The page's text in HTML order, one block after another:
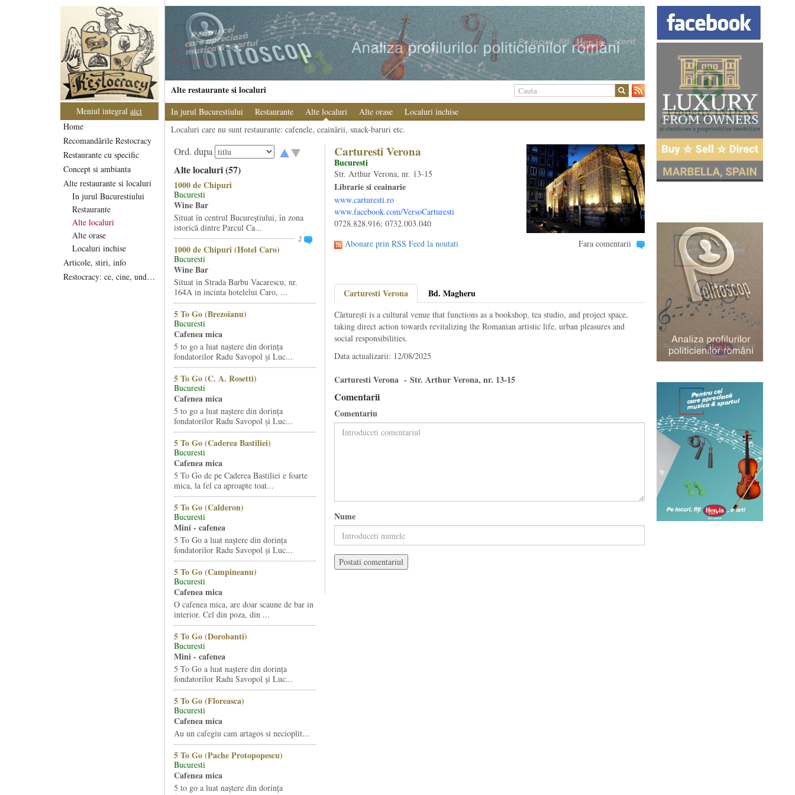
Meniul integralaici
Home
Recomandările Restocracy
Restaurante cu specific
Concept si ambianta
Alte restaurante si localuri
In jurul Bucurestiului
Restaurante
Alte localuri
Alte orase
Localuri inchise
Articole, stiri, info
Restocracy: ce, cine, unde...
Alte restaurante si localuri
In jurul Bucurestiului Restaurante Alte localuri Alte orase
Localuri inchise
Localuri care nu sunt restaurante: cafenele, ceainării, snack-baruri etc.
Ord. dupa
Alte localuri (57)
1000 de Chipuri
Bucuresti
Wine Bar
Situat în centrul Bucureştiului, în zona
istorică dintre Parcul Ca...
2
1000 de Chipuri (Hotel Caro)
Bucuresti
Wine Bar
Situat in Strada Barbu Vacarescu, nr.
164A in incinta hotelelui Caro, ...
5 To Go (Brezoianu)
Bucuresti
Cafenea mica
5 to go a luat naștere din dorința
fondatorilor Radu Savopol și Luc...
5 To Go (C. A. Rosetti)
Bucuresti
Cafenea mica
5 to go a luat naștere din dorința
fondatorilor Radu Savopol și Luc...
5 To Go (Caderea Bastiliei)
Bucuresti
Cafenea mica
5 To Go de pe Caderea Bastiliei e foarte
mica, la fel ca aproapte toat...
5 To Go (Calderon)
Bucuresti
Mini - cafenea
5 To Go a luat naștere din dorința
fondatorilor Radu Savopol și Luc...
5 To Go (Campineanu)
Bucuresti
Cafenea mica
O cafenea mica, are doar scaune de bar in
interior. Cel din poza, din ...
5 To Go (Dorobanti)
Bucuresti
Mini - cafenea
5 To Go a luat naștere din dorința
fondatorilor Radu Savopol și Luc...
5 To Go (Floreasca)
Bucuresti
Cafenea mica
Au un cafegiu cam artagos si necioplit...
5 To Go (Pache Protopopescu)
Bucuresti
Cafenea mica
5 to go a luat naștere din dorința
Carturesti Verona
Bucuresti
Str. Arthur Verona, nr. 13-15
Librarie si ceainarie
www.carturesti.ro
www.facebook.com/VersoCarturesti
0728.828.916; 0732.003.040
Abonare prin RSS Feed la noutati
Fara comentarii
Carturesti Verona Bd. Magheru
Cărturești is a cultural venue that functions as a bookshop, tea studio, and project space,
taking direct action towards revitalizing the Romanian artistic life, urban pleasures and
social responsibilities.
Data actualizarii: 12/08/2025
Carturesti Verona - Str. Arthur Verona, nr. 13-15
Comentarii
Comentariu
Nume